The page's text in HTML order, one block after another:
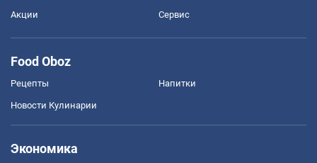
Акции Сервис
Food Oboz
Рецепты Напитки
Новости Кулинарии
Экономика